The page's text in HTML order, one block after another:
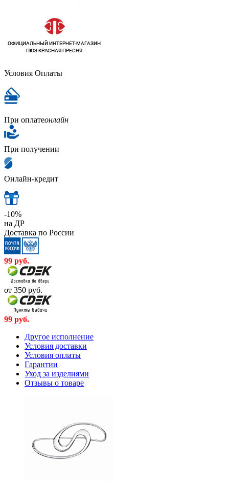
Условия Оплаты
При оплатеонлайн
При получении
Онлайн-кредит
-10%
на ДР
Доставка по России
99 руб.
от 350 руб.
99 руб.
Другое исполнение
Условия доставки
Условия оплаты
Гарантии
Уход за изделиями
Отзывы о товаре